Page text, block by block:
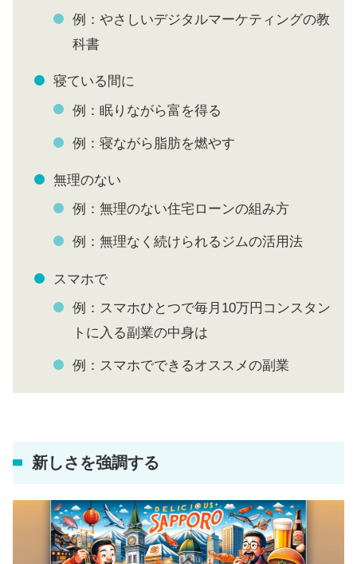
例：やさしいデジタルマーケティングの教
科書
寝ている間に
例：眠りながら富を得る
例：寝ながら脂肪を燃やす
無理のない
例：無理のない住宅ローンの組み方
例：無理なく続けられるジムの活用法
スマホで
例：スマホひとつで毎月10万円コンスタン
トに入る副業の中身は
例：スマホでできるオススメの副業
新しさを強調する